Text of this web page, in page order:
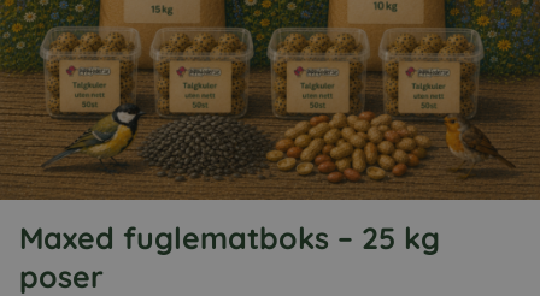
Maxed fuglematboks – 25 kg
poser